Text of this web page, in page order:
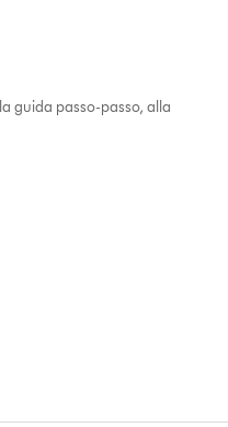
guida passo-passo, alla